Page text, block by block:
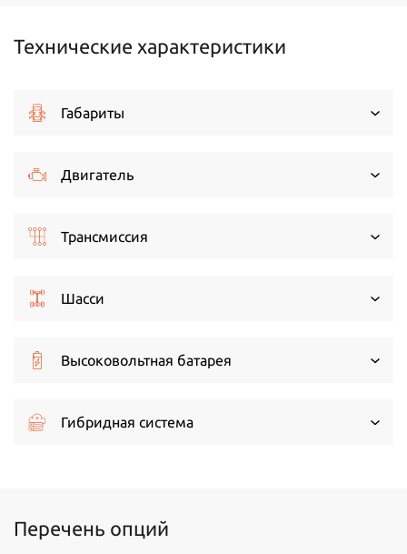
Технические характеристики
Габариты
Двигатель
Трансмиссия
Шасси
Высоковольтная батарея
Гибридная система
Перечень опций